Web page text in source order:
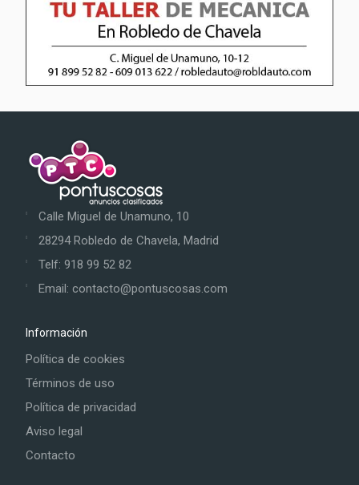
Calle Miguel de Unamuno, 10
28294 Robledo de Chavela, Madrid
Telf: 918 99 52 82
Email: contacto@pontuscosas.com
Información
Política de cookies
Términos de uso
Política de privacidad
Aviso legal
Contacto